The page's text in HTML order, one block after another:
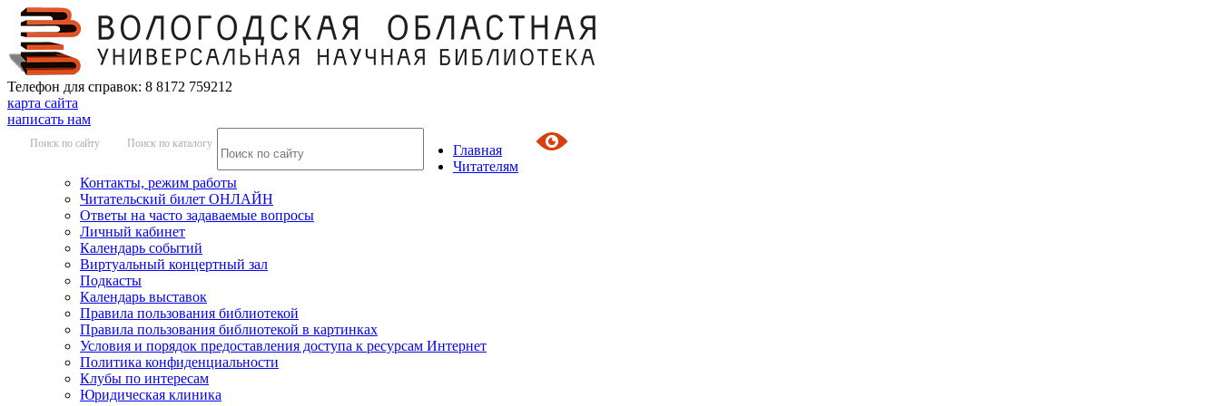
Телефон для справок: 8 8172 759212
карта сайта
написать нам
Поиск по сайту Поиск по каталогу
Главная
Читателям
Контакты, режим работы
Читательский билет ОНЛАЙН
Ответы на часто задаваемые вопросы
Личный кабинет
Календарь событий
Виртуальный концертный зал
Подкасты
Календарь выставок
Правила пользования библиотекой
Правила пользования библиотекой в картинках
Условия и порядок предоставления доступа к ресурсам Интернет
Политика конфиденциальности
Клубы по интересам
Юридическая клиника